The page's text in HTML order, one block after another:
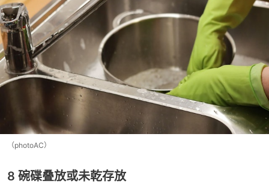
（photoAC）
8 碗碟叠放或未乾存放